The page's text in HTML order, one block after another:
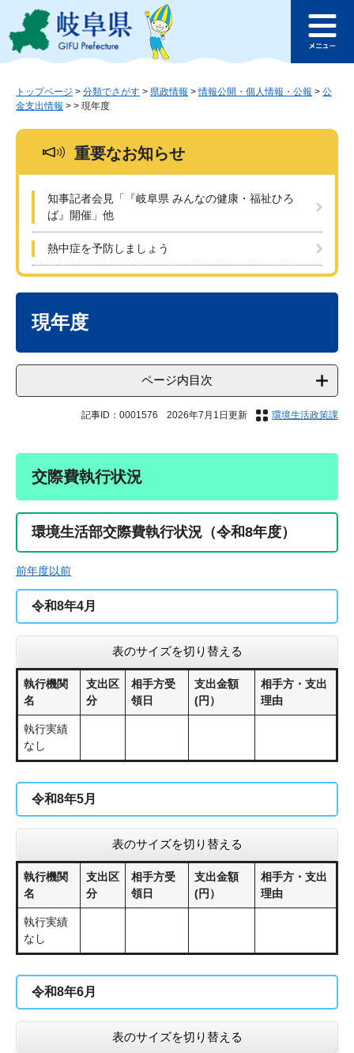
ジ
ュ
このページの本文へ
ュ
トップページ > 分類でさがす > 県政情報 >情報公開・個人情報・公報 > 公
金支出情報 > > 現年度
重要なお知らせ
知事記者会見「『岐阜県 みんなの健康・福祉ひろ
ば』開催」他
熱中症を予防しましょう
現年度
ページ内目次
記事ID：0001576 2026年7月1日更新 環境生活政策課
交際費執行状況
環境生活部交際費執行状況（令和8年度）
前年度以前
令和8年4月
表のサイズを切り替える
執行機関
名
支出区
分
相手方受
領日
支出金額
(円）
相手方・支出
理由
​執行実績
なし
令和8年5月
表のサイズを切り替える
執行機関
名
支出区
分
相手方受
領日
支出金額
(円）
相手方・支出
理由
執行実績
なし
令和8年6月
表のサイズを切り替える